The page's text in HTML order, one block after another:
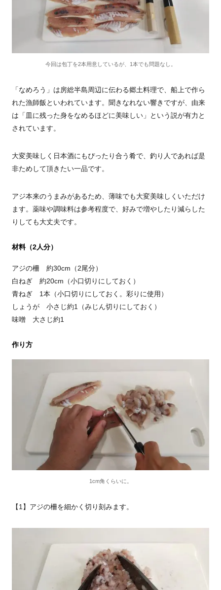
今回は包丁を2本用意しているが、1本でも問題なし。
「なめろう」は房総半島周辺に伝わる郷土料理で、船上で作ら
れた漁師飯といわれています。聞きなれない響きですが、由来
は「皿に残った身をなめるほどに美味しい」という説が有力と
されています。
大変美味しく日本酒にもぴったり合う肴で、釣り人であれば是
非ためして頂きたい一品です。
アジ本来のうまみがあるため、薄味でも大変美味しくいただけ
ます。薬味や調味料は参考程度で、好みで増やしたり減らした
りしても大丈夫です。
材料（2人分）
アジの柵 約30cm（2尾分）
白ねぎ 約20cm（小口切りにしておく）
青ねぎ 1本（小口切りにしておく。彩りに使用）
しょうが 小さじ約1（みじん切りにしておく）
味噌 大さじ約1
作り方
1cm角くらいに。
【1】アジの柵を細かく切り刻みます。